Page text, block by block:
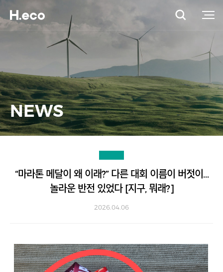
NEWS
“마라톤 메달이 왜 이래?” 다른 대회 이름이 버젓이…
놀라운 반전 있었다 [지구, 뭐래?]
2026.04.06